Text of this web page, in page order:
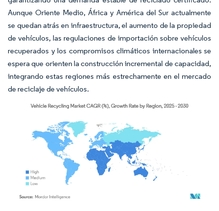
Aunque Oriente Medio, África y América del Sur actualmente
se quedan atrás en infraestructura, el aumento de la propiedad
de vehículos, las regulaciones de importación sobre vehículos
recuperados y los compromisos climáticos internacionales se
espera que orienten la construcción incremental de capacidad,
integrando estas regiones más estrechamente en el mercado
de reciclaje de vehículos.